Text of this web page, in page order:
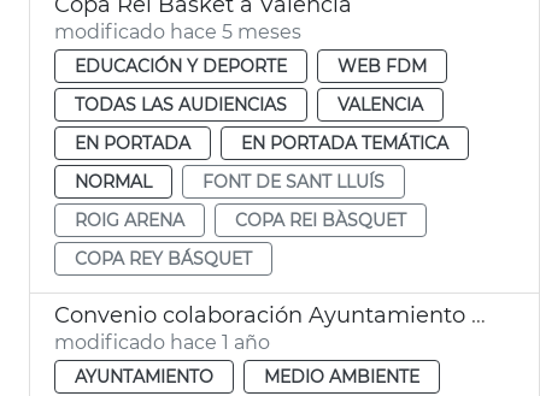
modificado hace 5 meses
EDUCACIÓN Y DEPORTE
WEB FDM
TODAS LAS AUDIENCIAS
VALENCIA
EN PORTADA
EN PORTADA TEMÁTICA
NORMAL
FONT DE SANT LLUÍS
ROIG ARENA
COPA REI BÀSQUET
COPA REY BÁSQUET
Convenio colaboración Ayuntamiento - Roig Arena gestión jardín València
modificado hace 1 año
AYUNTAMIENTO
MEDIO AMBIENTE